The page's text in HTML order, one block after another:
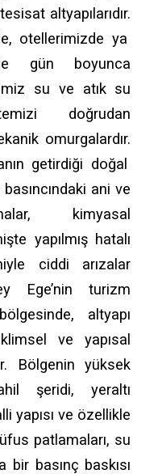
altyapılarıdır.
otellerimizde ya
gün boyunca
su ve atık su
doğrudan
omurgalardır.
getirdiği doğal
ani ve
kimyasal
yapılmış hatalı
ciddi arızalar
Ege’nin turizm
altyapı
ve yapısal
Bölgenin yüksek
şeridi, yeraltı
yapısı ve özellikle
patlamaları, su
basınç baskısı